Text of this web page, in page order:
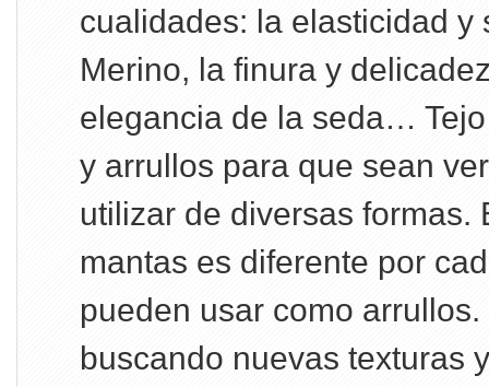
cualidades: la elasticidad y
Merino, la finura y
elegancia de la seda…
y arrullos para que sean
utilizar de diversas formas.
mantas es diferente por
pueden usar como
buscando nuevas texturas